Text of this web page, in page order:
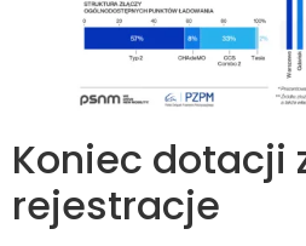
Koniec dotacji
rejestracje